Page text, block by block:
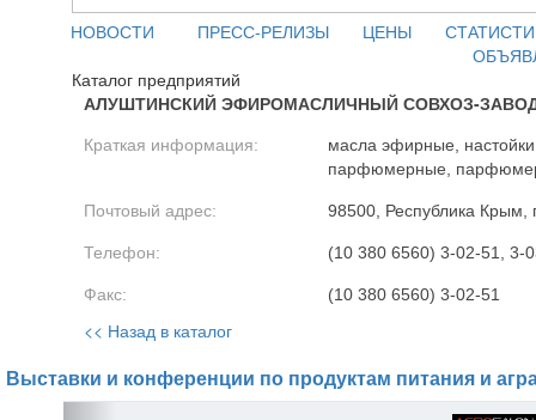
НОВОСТИ ПРЕСС-РЕЛИЗЫ ЦЕНЫ
Каталог предприятий
АЛУШТИНСКИЙ ЭФИРОМАСЛИЧНЫЙ СОВХОЗ-
Краткая информация:
масла эфирные,
парфюмерные,
Почтовый адрес: 98500, Республика Крым,
Телефон: (10 380 6560) 3-02-51, 3-
Факс: (10 380 6560) 3-02-51
<< Назад в каталог
Выставки и конференции по продуктам питания и